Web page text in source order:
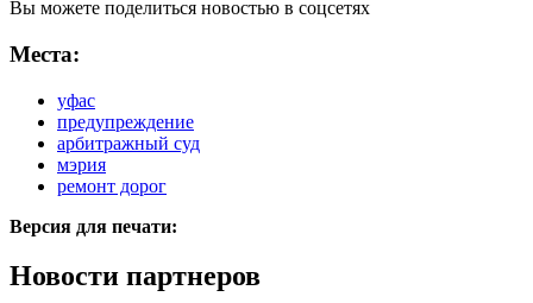
Вы можете поделиться новостью в соцсетях
Места:
уфас
предупреждение
арбитражный суд
мэрия
ремонт дорог
Версия для печати:
Новости партнеров